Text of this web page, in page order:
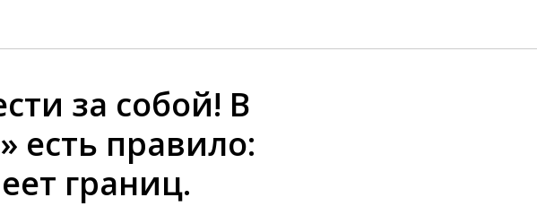
за собой! В
есть правило:
границ.